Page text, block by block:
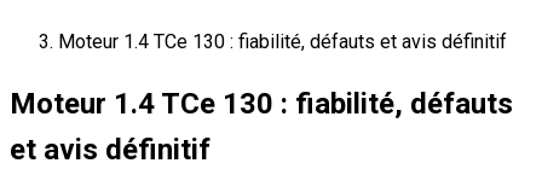
Moteur 1.4 TCe 130 : fiabilité, défauts et avis définitif
Moteur 1.4 TCe 130 : fiabilité, défauts
et avis définitif